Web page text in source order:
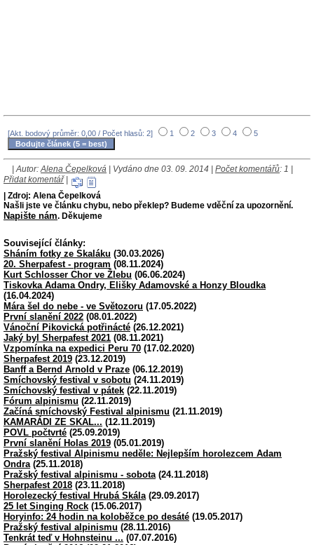
[Akt. bodový průměr: 0,00 / Počet hlasů: 2] 1 2 3 4 5
| Autor: Alena Čepelková | Vydáno dne 03. 09. 2014 | Počet komentářů: 1 |
Přidat komentář|
| Zdroj: Alena Čepelková
Našli jste ve článku chybu, nebo překlep? Budeme vděční za upozornění.
Napište nám. Děkujeme
Související články:
Sháním fotky ze Skaláku (30.03.2026)
20. Sherpafest - program (08.11.2024)
Kurt Schlosser Chor ve Žlebu (06.06.2024)
Tiskovka Adama Ondry, Elišky Adamovské a Honzy Bloudka
(16.04.2024)
Mára šel do nebe - ve Světozoru (17.05.2022)
První slanění 2022 (08.01.2022)
Vánoční Pikovická potřinácté (26.12.2021)
Jaký byl Sherpafest 2021 (08.11.2021)
Vzpomínka na expedici Peru 70 (17.02.2020)
Sherpafest 2019 (23.12.2019)
Banff a Bernd Arnold v Praze (06.12.2019)
Smíchovský festival v sobotu (24.11.2019)
Smíchovský festival v pátek (22.11.2019)
Fórum alpinismu (22.11.2019)
Začíná smíchovský Festival alpinismu (21.11.2019)
KAMARÁDI ZE SKAL... (12.11.2019)
POVL počtvrté (25.09.2019)
První slanění Holas 2019 (05.01.2019)
Pražský festival Alpinismu neděle: Nejlepším horolezcem Adam
Ondra (25.11.2018)
Pražský festival alpinismu - sobota (24.11.2018)
Sherpafest 2018 (23.11.2018)
Horolezecký festival Hrubá Skála (29.09.2017)
25 let Singing Rock (15.06.2017)
Horyinfo: 24 hodin na koloběžce po desáté (19.05.2017)
Pražský festival alpinismu (28.11.2016)
Tenkrát teď v Hohnsteinu ... (07.07.2016)